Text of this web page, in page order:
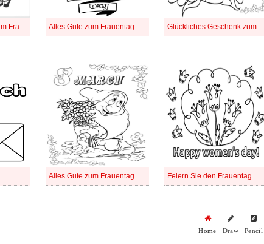
Kostenloser Druck zum Frauentag Alles Gute zum Frauentag mit Blumen Glückliches Geschenk zum Frauentag
Alles Gute zum Frauentag kostenlos zum Ausdrucken Feiern Sie den Frauentag
Home Draw Pencil